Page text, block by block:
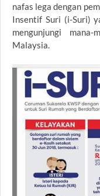
nafas lega dengan
Insentif Suri (i-Suri)
mengunjungi
Malaysia.